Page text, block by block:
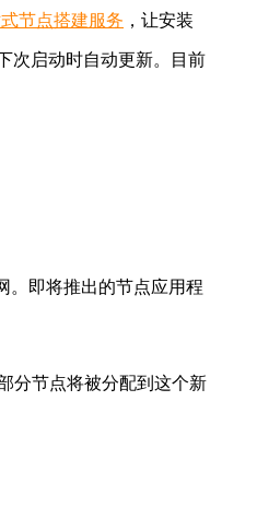
节点搭建服务 ，让安装
次启动时自动更新。目前
。即将推出的节点应用程
分节点将被分配到这个新